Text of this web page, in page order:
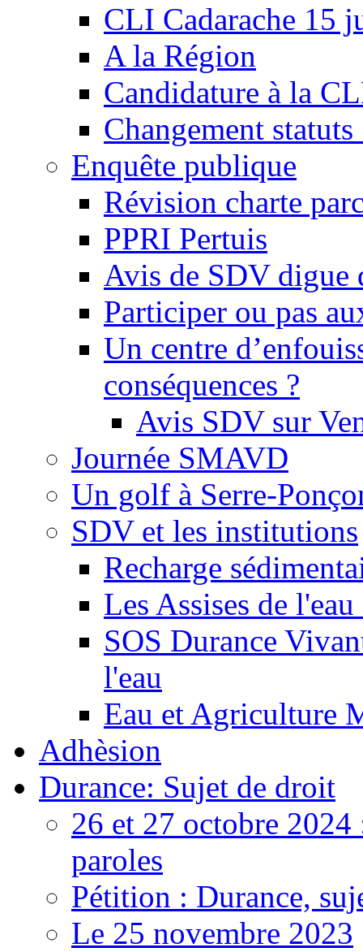
CLI Cadarache 15
A la Région
Candidature à la
Changement
Enquête publique
Révision charte
PPRI Pertuis
Avis de SDV digue
Participer ou pas
Un centre
conséquences ?
Avis SDV sur
Journée SMAVD
Un golf à Serre-
SDV et les institutions
Recharge
Les Assises de
SOS Durance
l'eau
Eau et Agriculture
Adhèsion
Durance: Sujet de droit
26 et 27 octobre 2024
paroles
Pétition : Durance,
Le 25 novembre 2023